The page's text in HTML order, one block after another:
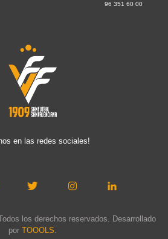
96 351 60 00
en las redes sociales!
los derechos reservados. Desarrollado
por TOOOLS.